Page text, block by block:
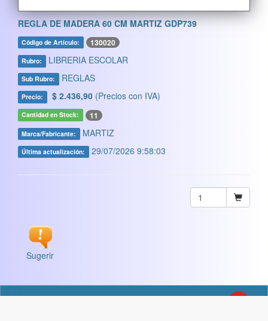
REGLA DE MADERA 60 CM MARTIZ GDP739
Código de Artículo: 130020
Rubro: LIBRERIA ESCOLAR
Sub Rubro: REGLAS
Precio: $ 2.436,90 (Precios con IVA)
Cantidad en Stock: 11
Marca/Fabricante: MARTIZ
Última actualización: 29/07/2026 9:58:03
Sugerir